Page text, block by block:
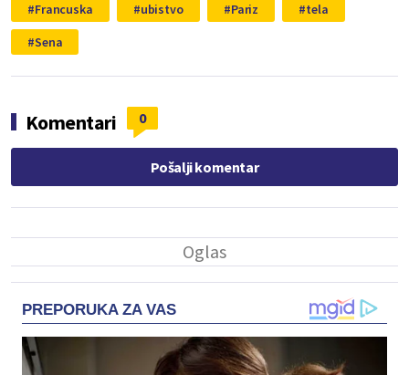
Francuska ubistvo Pariz
tela
Sena
Komentari 0
Pošalji komentar
PREPORUKA ZA VAS